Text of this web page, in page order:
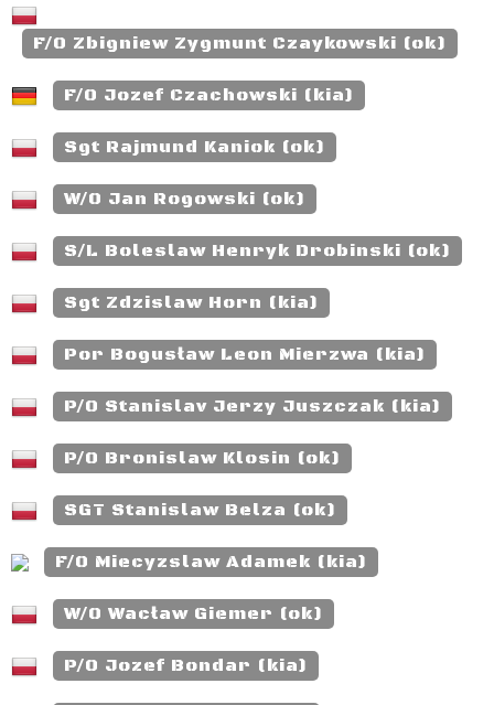
F/O Zbigniew Zygmunt Czaykowski (ok)
F/O Jozef Czachowski (kia)
Sgt Rajmund Kaniok (ok)
W/O Jan Rogowski (ok)
S/L Boleslaw Henryk Drobinski (ok)
Sgt Zdzislaw Horn (kia)
Por Bogusław Leon Mierzwa (kia)
P/O Stanislav Jerzy Juszczak (kia)
P/O Bronislaw Klosin (ok)
SGT Stanislaw Belza (ok)
F/O Miecyzslaw Adamek (kia)
W/O Wacław Giemer (ok)
P/O Jozef Bondar (kia)